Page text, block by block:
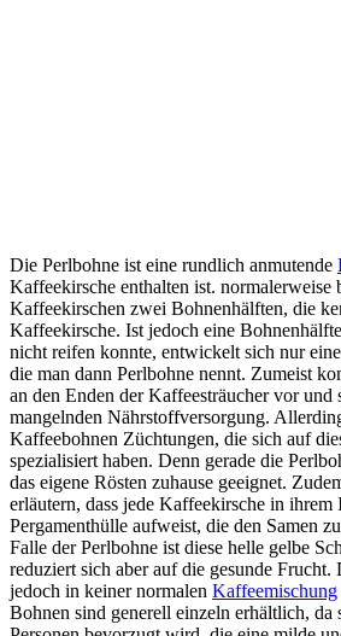
Die Perlbohne ist eine rundlich anmutende
Kaffeekirsche enthalten ist. normalerweise
Kaffeekirschen zwei Bohnenhälften, die
Kaffeekirsche. Ist jedoch eine
nicht reifen konnte, entwickelt sich nur
die man dann Perlbohne nennt. Zumeist
an den Enden der Kaffeesträucher vor und
mangelnden Nährstoffversorgung.
Kaffeebohnen Züchtungen, die sich auf
spezialisiert haben. Denn gerade die
das eigene Rösten zuhause geeignet.
erläutern, dass jede Kaffeekirsche in ihrem
Pergamenthülle aufweist, die den Samen
Falle der Perlbohne ist diese helle gelbe
reduziert sich aber auf die gesunde
jedoch in keiner normalen Kaffeemischung
Bohnen sind generell einzeln erhältlich, da